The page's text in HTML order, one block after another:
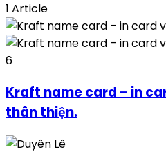
1 Article
6
Kraft name card – in
thân thiện.